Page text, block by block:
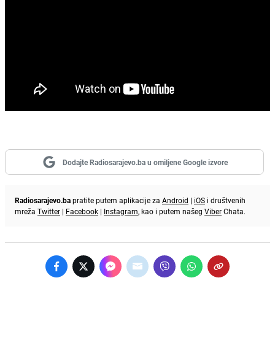
Dodajte Radiosarajevo.ba u omiljene Google izvore
Radiosarajevo.bapratite putem aplikacije za Android | iOS i društvenih
mreža Twitter | Facebook | Instagram, kao i putem našeg ViberChata.